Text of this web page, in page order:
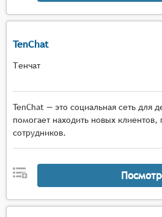
помогая пользователям
происходящего в их
Информационная лента.
получать
актуальные новости,
связанные с их
профессиональные
современном мире.
TenChat
Тенчат
TenChat — это социальная сеть для
помогает находить новых клиентов,
сотрудников.